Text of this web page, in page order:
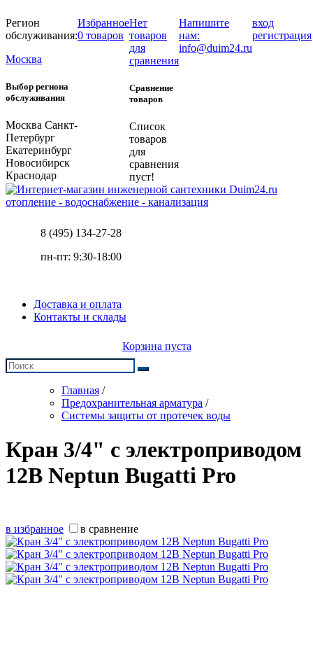
Регион
обслуживания:
Москва
Выбор региона
обслуживания
Москва Санкт-
Петербург
Екатеринбург
Новосибирск
Краснодар
Избранное
0 товаров
Нет
товаров
для
сравнения
Сравнение
товаров
Список
товаров
для
сравнения
пуст!
Напишите
нам:
info@duim24.ru
вход
регистрация
отопление - водоснабжение - канализация
8 (495) 134-27-28
пн-пт: 9:30-18:00
Доставка и оплата
Контакты и склады
Корзина пуста
Главная /
Предохранительная арматура /
Системы защиты от протечек воды
Кран 3/4" с электроприводом
12В Neptun Bugatti Pro
в избранное в сравнение